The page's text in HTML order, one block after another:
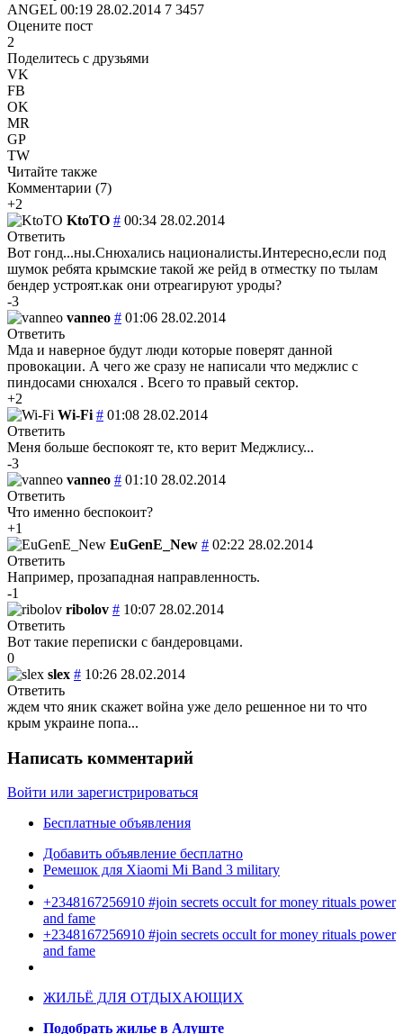
ANGEL 00:19 28.02.2014 7 3457
Оцените пост
2
Поделитесь с друзьями
VK
FB
OK
MR
GP
TW
Читайте также
Комментарии (7)
+2
KtoTO # 00:34 28.02.2014
Ответить
Вот гонд...ны.Снюхались националисты.Интересно,если под
шумок ребята крымские такой же рейд в отместку по тылам
бендер устроят.как они отреагируют уроды?
-3
vanneo # 01:06 28.02.2014
Ответить
Мда и наверное будут люди которые поверят данной
провокации. А чего же сразу не написали что меджлис с
пиндосами снюхался . Всего то правый сектор.
+2
Wi-Fi # 01:08 28.02.2014
Ответить
Меня больше беспокоят те, кто верит Меджлису...
-3
vanneo # 01:10 28.02.2014
Ответить
Что именно беспокоит?
+1
EuGenE_New # 02:22 28.02.2014
Ответить
Например, прозападная направленность.
-1
ribolov # 10:07 28.02.2014
Ответить
Вот такие переписки с бандеровцами.
0
slex # 10:26 28.02.2014
Ответить
ждем что яник скажет война уже дело решенное ни то что
крым украине попа...
Написать комментарий
Войти или зарегистрироваться
Бесплатные объявления
Добавить объявление бесплатно
Ремешок для Xiaomi Mi Band 3 military
+2348167256910 #join secrets occult for money rituals power
and fame
+2348167256910 #join secrets occult for money rituals power
and fame
ЖИЛЬЁ ДЛЯ ОТДЫХАЮЩИХ
Подобрать жилье в Алуште